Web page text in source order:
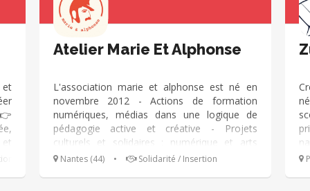
Atelier Marie Et Alphonse
L'association marie et alphonse est né en
novembre 2012 - Actions de formation
numériques, médias dans une logique de
pédagogie active et créative - Projets
culturels et solidaires : numérique et arts
vivants - Réalisation de films adaptés au Web
Nantes (44) • Solidarité / Insertion